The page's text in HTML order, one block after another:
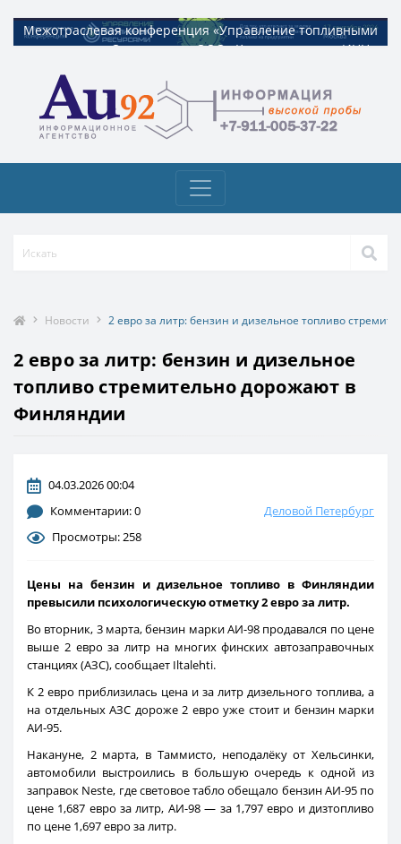
Межотраслевая конференция «Управление топливными
ресурсами». Организатор ООО «Квадрат ресурс» ИНН
Межотраслевая конференция «Управление топливными
ресурсами». Организатор ООО «Квадрат ресурс» ИНН
Новости 2 евро за литр: бензин и дизельное топливо
2 евро за литр: бензин и дизельное
топливо стремительно дорожают в
Финляндии
04.03.2026 00:04
Комментарии: 0
Просмотры: 258
Деловой Петербург
Цены на бензин и дизельное топливо в Финляндии
превысили психологическую отметку 2 евро за литр.
Во вторник, 3 марта, бензин марки АИ-98 продавался по цене
выше 2 евро за литр на многих финских автозаправочных
станциях (АЗС), сообщает Iltalehti.
К 2 евро приблизилась цена и за литр дизельного топлива, а
на отдельных АЗС дороже 2 евро уже стоит и бензин марки
АИ-95.
Накануне, 2 марта, в Таммисто, неподалёку от Хельсинки,
автомобили выстроились в большую очередь к одной из
заправок Neste, где световое табло обещало бензин АИ-95 по
цене 1,687 евро за литр, АИ-98 — за 1,797 евро и дизтопливо
по цене 1,697 евро за литр.